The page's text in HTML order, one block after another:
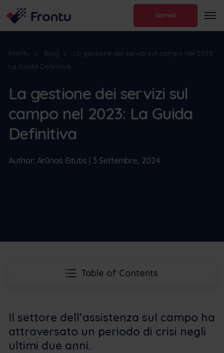
Iscriviti
Frontu Blog
La gestione dei servizi sul campo nel 2023:
La Guida Definitiva
La gestione dei servizi sul
campo nel 2023: La Guida
Definitiva
Author: Arūnas Eitutis | 3 Settembre, 2024
Table of Contents
Il settore dell’assistenza sul campo ha
attraversato un periodo di crisi negli
ultimi due anni.